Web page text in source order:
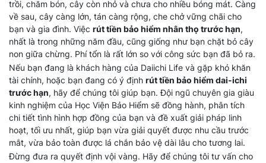
trồi, chăm bón, cây còn nhỏ và chưa cho nhiều bóng mát. Càng
về sau, cây càng lớn, tán càng rộng, che chở vững chãi cho
bạn và gia đình. Việc rút tiền bảo hiểm nhân thọ trước hạn,
nhất là trong những năm đầu, cũng giống như bạn chặt bỏ cây
non giữa chừng. Phí tổn là rất lớn so với công sức bạn đã bỏ ra.
Nếu bạn đang là khách hàng của Daiichi Life và gặp khó khăn
tài chính, hoặc bạn đang có ý định rút tiền bảo hiểm dai-ichi
trước hạn, hãy để chúng tôi giúp bạn. Đội ngũ chuyên gia giàu
kinh nghiệm của Học Viện Bảo Hiểm sẽ đồng hành, phân tích
chi tiết tình hình hợp đồng của bạn và đề xuất giải pháp linh
hoạt, tối ưu nhất, giúp bạn vừa giải quyết được nhu cầu trước
mắt, vừa bảo toàn được lá chắn bảo vệ dài lâu cho tương lai.
Đừng đưa ra quyết định vội vàng. Hãy để chúng tôi tư vấn cho